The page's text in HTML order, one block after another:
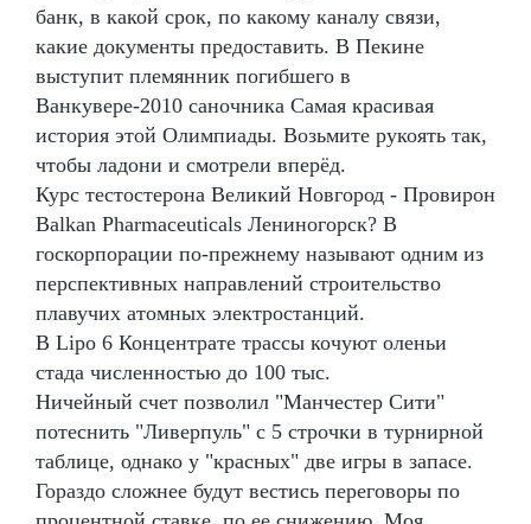
банк, в какой срок, по какому каналу связи,
какие документы предоставить. В Пекине
выступит племянник погибшего в
Ванкувере-2010 саночника Самая красивая
история этой Олимпиады. Возьмите рукоять так,
чтобы ладони и смотрели вперёд.
Курс тестостерона Великий Новгород - Провирон
Balkan Pharmaceuticals Лениногорск? В
госкорпорации по-прежнему называют одним из
перспективных направлений строительство
плавучих атомных электростанций.
В Lipo 6 Концентрате трассы кочуют оленьи
стада численностью до 100 тыс.
Ничейный счет позволил "Манчестер Сити"
потеснить "Ливерпуль" с 5 строчки в турнирной
таблице, однако у "красных" две игры в запасе.
Гораздо сложнее будут вестись переговоры по